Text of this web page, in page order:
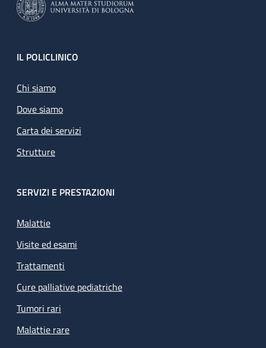
Footer
IL POLICLINICO
Chi siamo
Dove siamo
Carta dei servizi
Strutture
SERVIZI E PRESTAZIONI
Malattie
Visite ed esami
Trattamenti
Cure palliative pediatriche
Tumori rari
Malattie rare